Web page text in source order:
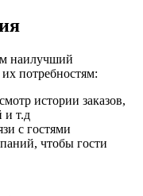
наилучший
потребностям:
истории заказов,
и т.д
с гостями
чтобы гости